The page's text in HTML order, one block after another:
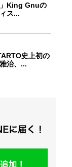
」King Gnuの
ス...
史上初の
治、...